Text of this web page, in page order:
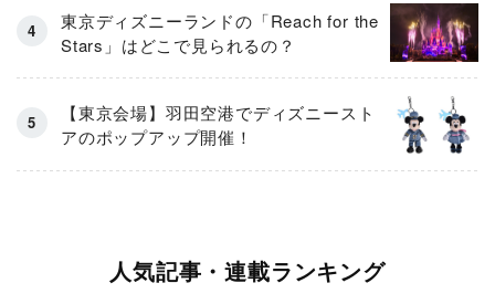
東京ディズニーランドの「Reach for the
Stars」はどこで見られるの？
【東京会場】羽田空港でディズニースト
アのポップアップ開催！
人気記事・連載ランキング